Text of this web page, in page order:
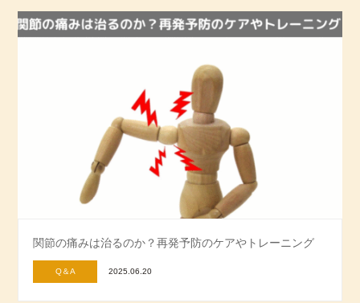
関節の痛みは治るのか？再発予防のケアやトレーニング
Q＆A 2025.06.20